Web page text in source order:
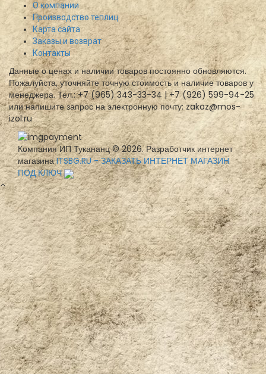
О компании
Производство теплиц
Карта сайта
Заказы и возврат
Контакты
Данные о ценах и наличии товаров постоянно обновляются.
Пожалуйста, уточняйте точную стоимость и наличие товаров у
менеджера. Тел.: +7 (965) 343-33-34 | +7 (926) 599-94-25
или напишите запрос на электронную почту: zakaz@mos-
izol.ru
Компания ИП Тукананц © 2026. Разработчик интернет
магазинаITSBG.RU - ЗАКАЗАТЬ ИНТЕРНЕТ МАГАЗИН
ПОД КЛЮЧ